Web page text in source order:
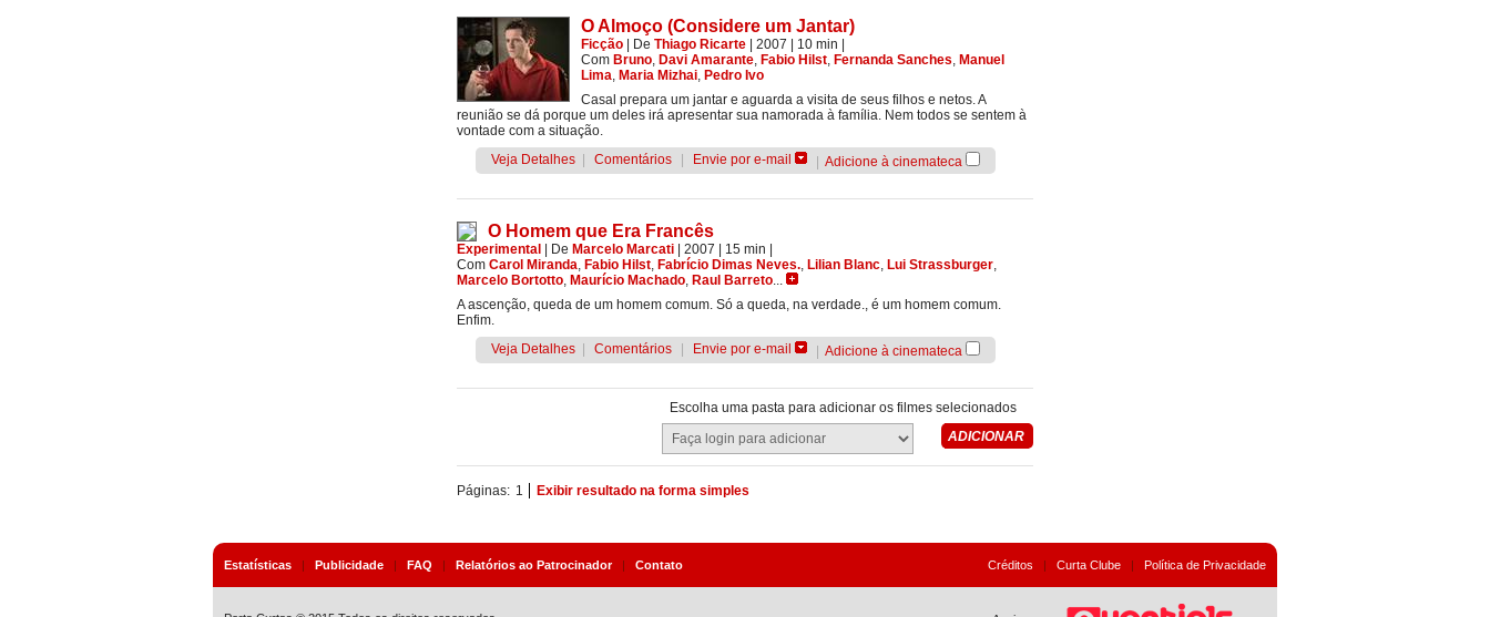
O Almoço (Considere um Jantar)
Ficção De Thiago Ricarte | 2007 | 10 min
Com Bruno, Davi Amarante, Fabio Hilst, Fernanda Sanches, Manuel
Lima, Maria Mizhai, Pedro Ivo
Casal prepara um jantar e aguarda a visita de seus filhos e netos. A
reunião se dá porque um deles irá apresentar sua namorada à família. Nem todos se sentem à
vontade com a situação.
Veja Detalhes
Comentários Envie por e-mail Adicione à cinemateca
O Homem que Era Francês
Experimental De Marcelo Marcati | 2007 | 15 min
Com Carol Miranda, Fabio Hilst, Fabrício Dimas Neves., Lilian Blanc, Lui Strassburger,
Marcelo Bortotto, Maurício Machado, Raul Barreto...
A ascenção, queda de um homem comum. Só a queda, na verdade., é um homem comum.
Enfim.
Veja Detalhes
Comentários Envie por e-mail Adicione à cinemateca
Escolha uma pasta para adicionar os filmes selecionados
Páginas: 1 Exibir resultado na forma simples
Estatísticas | Publicidade | FAQ | Relatórios ao Patrocinador| Contato Créditos | Curta Clube | Política de Privacidade